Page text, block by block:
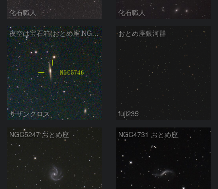
化石職人 化石職人
夜空は宝石箱(おとめ座 NGC5746) Seestar50
サザンクロス
おとめ座銀河群
fuji235
NGC5247 おとめ座 NGC4731 おとめ座